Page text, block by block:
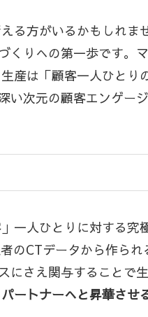
る方がいるかもしれま
りへの第一歩です。
は「顧客一人ひとり
次元の顧客エンゲー
一人ひとりに対する究
のCTデータから作ら
さえ関与することで
ートナーへと昇華させ